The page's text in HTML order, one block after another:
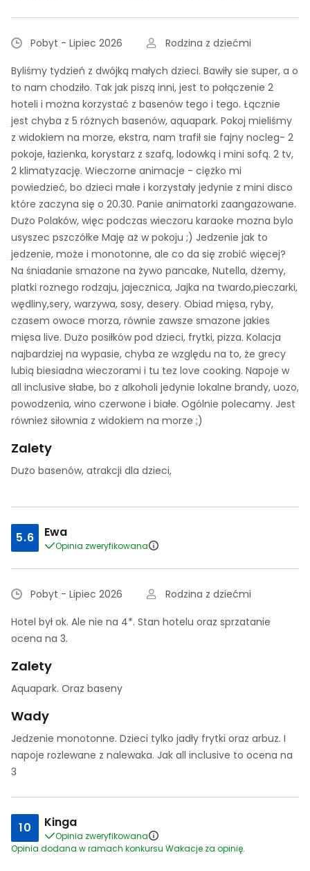
Pobyt - Lipiec 2026
Rodzina z dziećmi
Byliśmy tydzień z dwójką małych dzieci. Bawiły sie super, a o
to nam chodziło. Tak jak piszą inni, jest to połączenie 2
hoteli i można korzystać z basenów tego i tego. Łącznie
jest chyba z 5 różnych basenów, aquapark. Pokoj mieliśmy
z widokiem na morze, ekstra, nam trafił sie fajny nocleg- 2
pokoje, łazienka, korystarz z szafą, lodowką i mini sofą. 2 tv,
2 klimatyzację. Wieczorne animacje - ciężko mi
powiedzieć, bo dzieci małe i korzystały jedynie z mini disco
które zaczyna się o 20.30. Panie animatorki zaangażowane.
Dużo Polaków, więc podczas wieczoru karaoke mozna bylo
usyszec pszczółke Maję aż w pokoju ;) Jedzenie jak to
jedzenie, może i monotonne, ale co da się zrobić więcej?
Na śniadanie smażone na żywo pancake, Nutella, dżemy,
platki roznego rodzaju, jajecznica, Jajka na twardo,pieczarki,
wędliny,sery, warzywa, sosy, desery. Obiad mięsa, ryby,
czasem owoce morza, równie zawsze smazone jakies
mięsa live. Dużo posiłków pod dzieci, frytki, pizza. Kolacja
najbardziej na wypasie, chyba ze względu na to, że grecy
lubią biesiadna wieczorami i tu tez love cooking. Napoje w
all inclusive słabe, bo z alkoholi jedynie lokalne brandy, uozo,
powodzenia, wino czerwone i białe. Ogólnie polecamy. Jest
również siłownia z widokiem na morze ;)
Zalety
Dużo basenów, atrakcji dla dzieci,
5.6 Ewa
Opinia zweryfikowana
Pobyt - Lipiec 2026
Rodzina z dziećmi
Hotel był ok. Ale nie na 4*. Stan hotelu oraz sprzatanie
ocena na 3.
Zalety
Aquapark. Oraz baseny
Wady
Jedzenie monotonne. Dzieci tylko jadły frytki oraz arbuz. I
napoje rozlewane z nalewaka. Jak all inclusive to ocena na
3
10 Kinga
Opinia zweryfikowana
Opinia dodana w ramach konkursu Wakacje za opinię.